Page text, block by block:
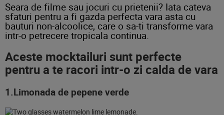
Seara de filme sau jocuri cu prietenii? Iata cateva
sfaturi pentru a fi gazda perfecta vara asta cu
bauturi non-alcoolice, care o sa-ti transforme vara
intr-o petrecere tropicala continua.
Aceste mocktailuri sunt perfecte
pentru a te racori intr-o zi calda de vara
1.Limonada de pepene verde